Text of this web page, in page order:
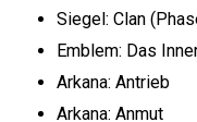
Siegel: Clan
Emblem: Das
Arkana: Antrieb
Arkana: Anmut